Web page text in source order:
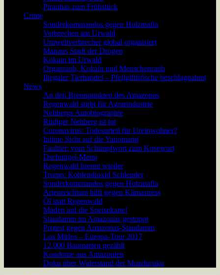
Piranhas zum Frühstück
Crime
Sonderkommandos gegen Holzmafia
Verbrechen am Urwald
Umweltverbrecher global organisiert
Manaus Stadt der Drogen
Kokain im Urwald
Organraub, Kokain und Menschenraub
Illegaler Tierhandel – Pfeilgiftfrösche beschlagnahmt
News
An den Brennpunkten des Amazonas
Regenwald stirbt für Agrarindustrie
Nehbergs Autobiographie
Rüdiger Nehberg ist tot
Coronavirus: Todesurteil für Ureinwohner?
Intime Sicht auf die Yanomami
Faultier: vom Schimpfwort zum Kosewort
Dschungel-Menu
Regenwald brennt wieder
Trump: Kohlendioxid Schleuder
Sonderkommandos gegen Holzmafia
Artenreichtum hilft gegen Klimastress
Öl statt Regenwald
Maden auf die Speisekarte!
Staudamm im Amazonas gestoppt
Protest gegen Amazonas-Staudamm
Los Mirlos – Europa-Tour 2017
12.000 Baumarten gezählt
Kondome aus Amazonien
Doku über Widerstand der Munduruku